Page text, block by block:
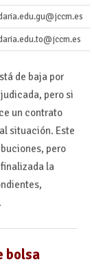
de baja por
pero si
un contrato
situación. Este
pero
la
bolsa